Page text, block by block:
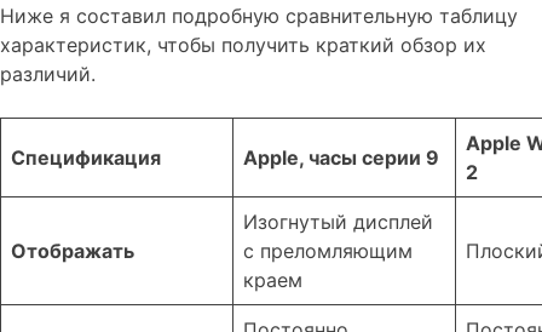
Ниже я составил подробную сравнительную таблицу
характеристик, чтобы получить краткий обзор их
различий.
Спецификация Apple, часы серии 9
Apple
2
Отображать
Изогнутый дисплей
с преломляющим
краем